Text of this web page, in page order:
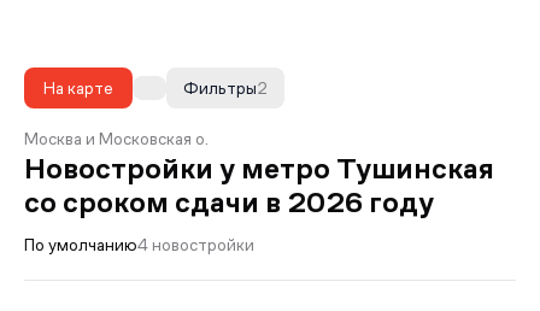
На карте 2
Фильтры
Москва и Московская о.
Новостройки у метро Тушинская
со сроком сдачи в 2026 году
По умолчанию4 новостройки